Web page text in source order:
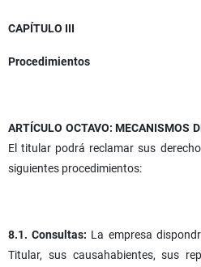
CAPÍTULO III
Procedimientos
ARTÍCULO OCTAVO: MECANISMOS
El titular podrá reclamar sus
siguientes procedimientos:
8.1. Consultas: La empresa
Titular, sus causahabientes, sus